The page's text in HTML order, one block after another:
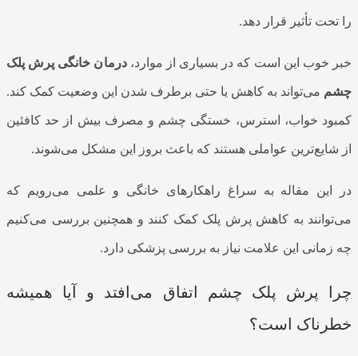
را تحت تأثیر قرار دهد.
خبر خوب این است که در بسیاری از موارد،درمان خانگی پرش پلک
چشم می‌تواند به کاهش یا حتی برطرف شدن این وضعیت کمک کند.
کمبود خواب، استرس، خستگی چشم و مصرف بیش از حد کافئین
از شایع‌ترین عواملی هستند که باعث بروز این مشکل می‌شوند.
در این مقاله به سراغ راهکارهای خانگی و علمی می‌رویم که
می‌توانند به کاهش پرش پلک کمک کنند و همچنین بررسی می‌کنیم
چه زمانی این علامت نیاز به بررسی پزشکی دارد.
چرا پرش پلک چشم اتفاق می‌افتد و آیا همیشه
خطرناک است؟